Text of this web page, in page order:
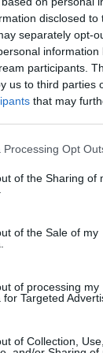
disclosed
separately opt-
participants.
us to third parties
that may
Processing Opt
of the Sharing of
of the Sale of my
of processing my
Targeted
of Collection, Use,